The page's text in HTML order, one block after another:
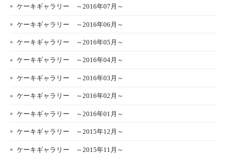
ケーキギャラリー ～2016年07月～
ケーキギャラリー ～2016年06月～
ケーキギャラリー ～2016年05月～
ケーキギャラリー ～2016年04月～
ケーキギャラリー ～2016年03月～
ケーキギャラリー ～2016年02月～
ケーキギャラリー ～2016年01月～
ケーキギャラリー ～2015年12月～
ケーキギャラリー ～2015年11月～